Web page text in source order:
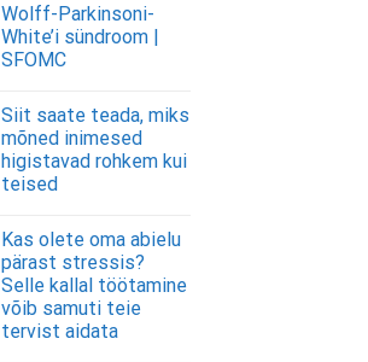
Wolff-Parkinsoni-
White’i sündroom |
SFOMC
Siit saate teada, miks
mõned inimesed
higistavad rohkem kui
teised
Kas olete oma abielu
pärast stressis?
Selle kallal töötamine
võib samuti teie
tervist aidata